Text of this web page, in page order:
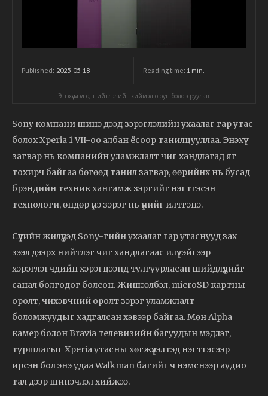
Published: 2025-05-18 Reading time: 1 min.
Энэхүү мэдээ, нийтлэлийг хиймэл оюун боловсруулав.
Sony компани шинэдээд зэрэглэлийнухаалаг гарутас
болохXperia 1VII-оо албан ёсоор танилцууллаа.Энэхүү
загвар нь компанийнуламжлалтчиг хандлагадяг
тохирч байгаа бөгөөд танил загвар,өөрийнх нь бусад
брэндийн техникхангамж зэргийг нэгтгэсэн
технологи,өндөрүнэ зэрэг нь үүнийг илтгэнэ.
Сүүлийнжилүүдэд Sony-гийн ухаалаг гарутаснууд зах
зээлдээрх нийтлэг чиг хандлагаас илүүтэйгээр
хэрэглэгчдийнхэрэгцээнд тулгуурласан шийдлүүдийг
санал болгодог болсон.Жишээлбэл, microSD картны
оролт,чихэвчний оролт зэрэг уламжлалт
боломжуудыг хадгалсанхэвээр байгаа.МөнAlpha
камер болон Bravia телевизийн багуудынмэдлэг,
туршлагыг Xperiaутасны хөгжүүлэлтэд нэгтгэсээр
ирсэн болэнэудааWalkman багийг ч нэмснээр аудио
талдээр шинэчлэлхийжээ.